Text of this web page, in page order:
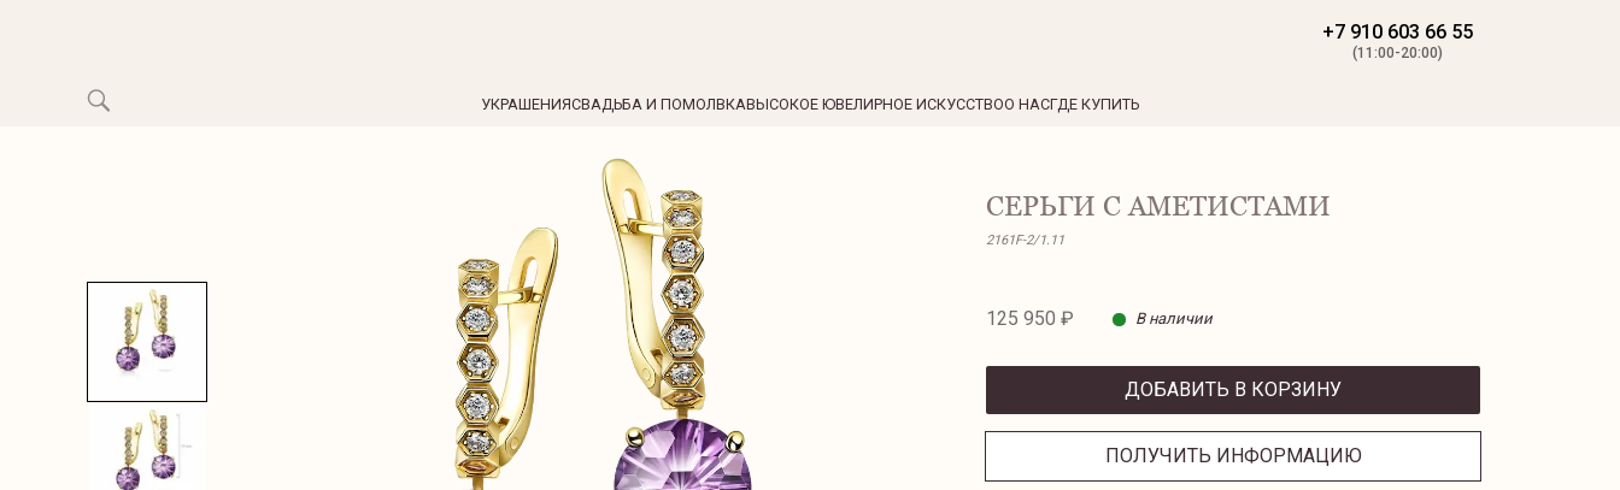
+7 910 603 66 55
(11:00-20:00)
УКРАШЕНИЯСВАДЬБА И ПОМОЛВКАВЫСОКОЕ ЮВЕЛИРНОЕ ИСКУССТВОО НАСГДЕ КУПИТЬ
СЕРЬГИ С АМЕТИСТАМИ
2161F-2/1.11
125 950 ₽ В наличии
ДОБАВИТЬ В КОРЗИНУ
ПОЛУЧИТЬ ИНФОРМАЦИЮ